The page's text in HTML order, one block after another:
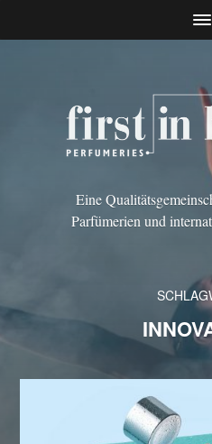
Eine
Parfümerien und